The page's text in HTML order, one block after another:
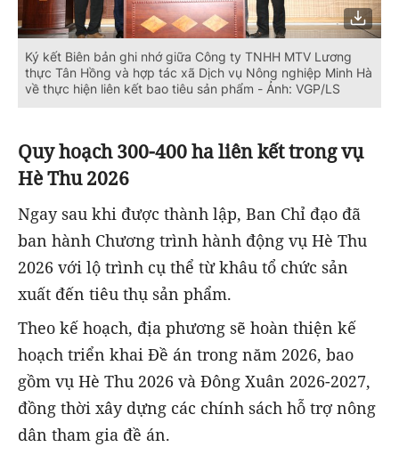
Ký kết Biên bản ghi nhớ giữa Công ty TNHH MTV Lương
thực Tân Hồng và hợp tác xã Dịch vụ Nông nghiệp Minh Hà
về thực hiện liên kết bao tiêu sản phẩm - Ảnh: VGP/LS
Quy hoạch 300-400 ha liên kết trong vụ
Hè Thu 2026
Ngay sau khi được thành lập, Ban Chỉ đạo đã
ban hành Chương trình hành động vụ Hè Thu
2026 với lộ trình cụ thể từ khâu tổ chức sản
xuất đến tiêu thụ sản phẩm.
Theo kế hoạch, địa phương sẽ hoàn thiện kế
hoạch triển khai Đề án trong năm 2026, bao
gồm vụ Hè Thu 2026 và Đông Xuân 2026-2027,
đồng thời xây dựng các chính sách hỗ trợ nông
dân tham gia đề án.